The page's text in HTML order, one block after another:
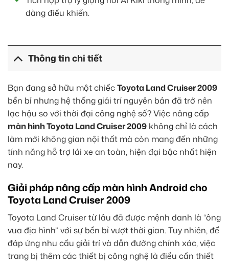
dàng điều khiển.
Thông tin chi tiết
Bạn đang sở hữu một chiếcToyota Land Cruiser 2009
bền bỉ nhưng hệ thống giải trí nguyên bản đã trở nên
lạc hậu so với thời đại công nghệ số? Việc nâng cấp
màn hình Toyota Land Cruiser 2009 không chỉ là cách
làm mới không gian nội thất mà còn mang đến những
tính năng hỗ trợ lái xe an toàn, hiện đại bậc nhất hiện
nay.
Giải pháp nâng cấp màn hình Android cho
Toyota Land Cruiser 2009
Toyota Land Cruiser từ lâu đã được mệnh danh là “ông
vua địa hình” với sự bền bỉ vượt thời gian. Tuy nhiên, để
đáp ứng nhu cầu giải trí và dẫn đường chính xác, việc
trang bị thêm các thiết bị công nghệ là điều cần thiết